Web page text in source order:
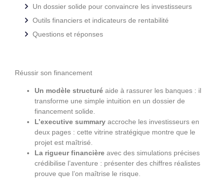
Un dossier solide pour convaincre les investisseurs
Outils financiers et indicateurs de rentabilité
Questions et réponses
Réussir son financement
Un modèle structuré aide à rassurer les banques : il
transforme une simple intuition en un dossier de
financement solide.
L’executive summary accroche les investisseurs en
deux pages : cette vitrine stratégique montre que le
projet est maîtrisé.
La rigueur financière avec des simulations précises
crédibilise l’aventure : présenter des chiffres réalistes
prouve que l’on maîtrise le risque.